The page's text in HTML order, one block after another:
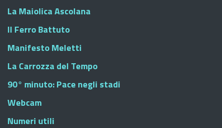
La Maiolica Ascolana
Il Ferro Battuto
Manifesto Meletti
La Carrozza del Tempo
90° minuto: Pace negli stadi
Webcam
Numeri utili